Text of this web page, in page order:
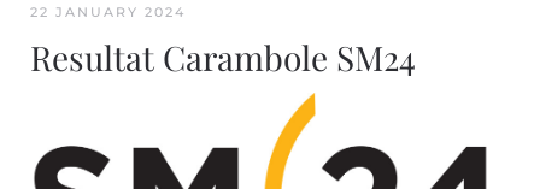
22 JANUARY 2024
Resultat Carambole SM24